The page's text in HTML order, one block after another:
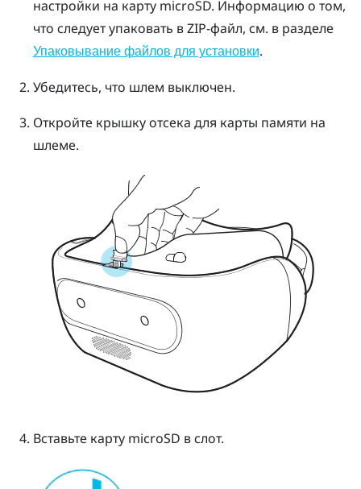
настройки на карту microSD. Информацию о том,
что следует упаковать в ZIP-файл, см. в разделе
Упаковывание файлов для установки.
Убедитесь, что шлем выключен.
Откройте крышку отсека для карты памяти на
шлеме.
Вставьте карту microSD в слот.